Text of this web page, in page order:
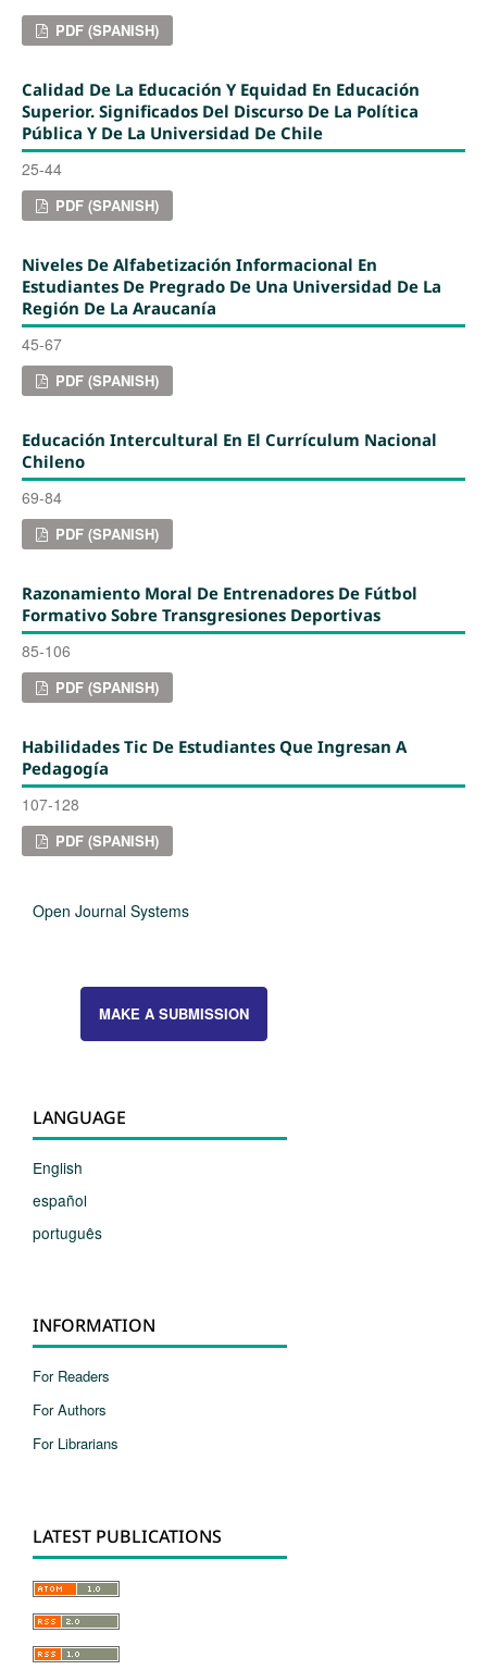
PDF (SPANISH)
Calidad De La Educación Y Equidad En Educación
Superior. Significados Del Discurso De La Política
Pública Y De La Universidad De Chile
25-44
PDF (SPANISH)
Niveles De Alfabetización Informacional En
Estudiantes De Pregrado De Una Universidad De La
Región De La Araucanía
45-67
PDF (SPANISH)
Educación Intercultural En El Currículum Nacional
Chileno
69-84
PDF (SPANISH)
Razonamiento Moral De Entrenadores De Fútbol
Formativo Sobre Transgresiones Deportivas
85-106
PDF (SPANISH)
Habilidades Tic De Estudiantes Que Ingresan A
Pedagogía
107-128
PDF (SPANISH)
Open Journal Systems
MAKE A SUBMISSION
LANGUAGE
English
español
português
INFORMATION
For Readers
For Authors
For Librarians
LATEST PUBLICATIONS